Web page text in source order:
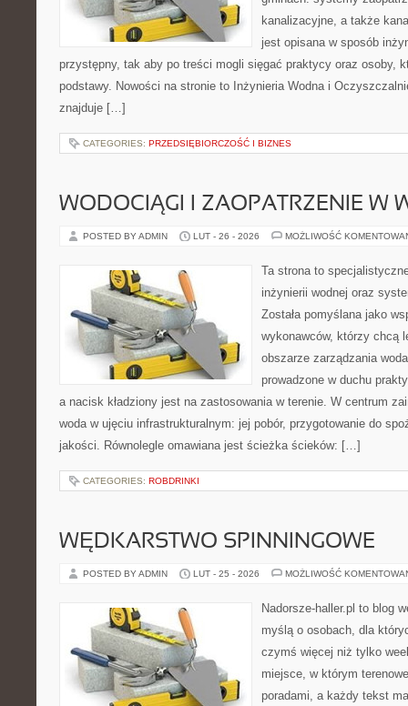
kanalizacyjne, a także
jest opisana w sposób
przystępny, tak aby po treści mogli sięgać praktycy oraz osoby,
podstawy. Nowości na stronie to Inżynieria Wodna i
znajduje […]
CATEGORIES: PRZEDSIĘBIORCZOŚĆ I BIZNES
WODOCIĄGI I ZAOPATRZENIE W
POSTED BY ADMIN LUT - 26 - 2026 MOŻLIWOŚĆ
Ta strona to
inżynierii wodnej oraz
Została pomyślana jako
wykonawców, którzy chcą
obszarze zarządzania
prowadzone w duchu
a nacisk kładziony jest na zastosowania w terenie. W centrum
woda w ujęciu infrastrukturalnym: jej pobór, przygotowanie do
jakości. Równolegle omawiana jest ścieżka ścieków: […]
CATEGORIES: ROBDRINKI
WĘDKARSTWO SPINNINGOWE
POSTED BY ADMIN LUT - 25 - 2026 MOŻLIWOŚĆ
Nadorsze-haller.pl to blog
myślą o osobach, dla
czymś więcej niż tylko
miejsce, w którym
poradami, a każdy tekst